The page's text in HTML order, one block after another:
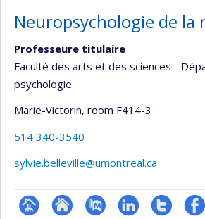
Neuropsychologie de la
Professeure titulaire
Faculté des arts et des sciences -
psychologie
Marie-Victorin, room F414-3
514 340-3540
sylvie.belleville@umontreal.ca